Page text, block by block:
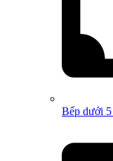
Bếp dưới 5